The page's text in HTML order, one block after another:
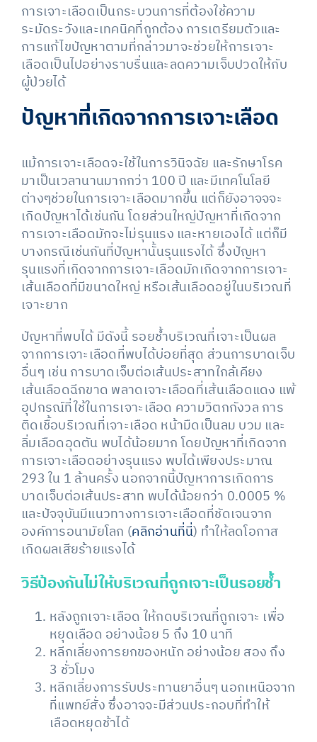
การเจาะเลือดเป็นกระบวนการที่ต้องใช้ความ
ระมัดระวังและเทคนิคที่ถูกต้อง การเตรียมตัวและ
การแก้ไขปัญหาตามที่กล่าวมาจะช่วยให้การเจาะ
เลือดเป็นไปอย่างราบรื่นและลดความเจ็บปวดให้กับ
ผู้ป่วยได้
ปัญหาที่เกิดจากการเจาะเลือด
แม้การเจาะเลือดจะใช้ในการวินิจฉัย และรักษาโรค
มาเป็นเวลานานมากกว่า 100 ปี และมีเทคโนโลยี
ต่างๆช่วยในการเจาะเลือดมากขึ้น แต่ก็ยังอาจจจะ
เกิดปัญหาได้เช่นกัน โดยส่วนใหญ่ปัญหาที่เกิดจาก
การเจาะเลือดมักจะไม่รุนแรง และหายเองได้ แต่ก็มี
บางกรณีเช่นกันที่ปัญหานั้นรุนแรงได้ ซึ่งปัญหา
รุนแรงที่เกิดจากการเจาะเลือดมักเกิดจากการเจาะ
เส้นเลือดที่มีขนาดใหญ่ หรือเส้นเลือดอยู่ในบริเวณที่
เจาะยาก
ปัญหาที่พบได้ มีดังนี้ รอยช้ำบริเวณที่เจาะเป็นผล
จากการเจาะเลือดที่พบได้บ่อยที่สุด ส่วนการบาดเจ็บ
อื่นๆ เช่น การบาดเจ็บต่อเส้นประสาทใกล้เคียง
เส้นเลือดฉีกขาด พลาดเจาะเลือดที่เส้นเลือดแดง แพ้
อุปกรณ์ที่ใช้ในการเจาะเลือด ความวิตกกังวล การ
ติดเชื้อบริเวณที่เจาะเลือด หน้ามืดเป็นลม บวม และ
ลิ่มเลือดอุดตัน พบได้น้อยมาก โดยปัญหาที่เกิดจาก
การเจาะเลือดอย่างรุนแรง พบได้เพียงประมาณ
293 ใน 1 ล้านครั้ง นอกจากนี้ปัญหาการเกิดการ
บาดเจ็บต่อเส้นประสาท พบได้น้อยกว่า 0.0005 %
และปัจจุบันมีแนวทางการเจาะเลือดที่ชัดเจนจาก
องค์การอนามัยโลก (คลิกอ่านที่นี่) ทำให้ลดโอกาส
เกิดผลเสียร้ายแรงได้
วิธีป้องกันไม่ให้บริเวณที่ถูกเจาะเป็นรอยช้ำ
หลังถูกเจาะเลือด ให้กดบริเวณที่ถูกเจาะ เพื่อ
หยุดเลือด อย่างน้อย 5 ถึง 10 นาที
หลีกเลี่ยงการยกของหนัก อย่างน้อย สอง ถึง
3 ชั่วโมง
หลีกเลี่ยงการรับประทานยาอื่นๆ นอกเหนือจาก
ที่แพทย์สั่ง ซึ่งอาจจะมีส่วนประกอบที่ทำให้
เลือดหยุดช้าได้